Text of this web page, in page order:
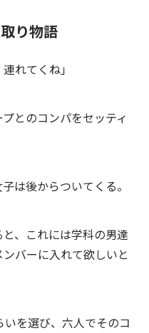
り物語
れてくね」
とのコンパをセッティ
は後からついてくる。
、これには学科の男達
バーに入れて欲しいと
を選び、六人でそのコ